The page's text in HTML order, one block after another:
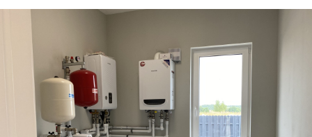
Отправляя данные вы соглашаетесь с
условиями обработки персональных
данных
.